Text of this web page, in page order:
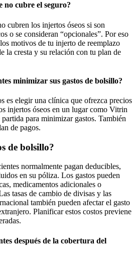
no cubre el seguro?
cubren los injertos óseos si son
o se consideran “opcionales”. Por eso
motivos de tu injerto de reemplazo
la cresta y su relación con tu plan de
minimizar sus gastos de bolsillo?
es elegir una clínica que ofrezca precios
injertos óseos en un lugar como Vitrin
para minimizar gastos. También
de pagos.
de bolsillo?
normalmente pagan deducibles,
en su póliza. Los gastos pueden
medicamentos adicionales o
tasas de cambio de divisas y las
también pueden afectar el gasto
Planificar estos costos previene
después de la cobertura del